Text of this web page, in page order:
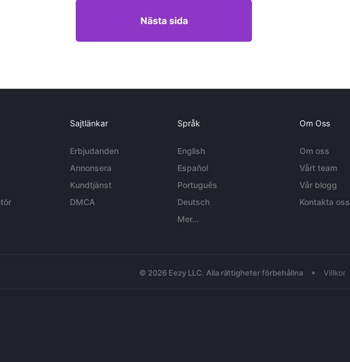
Nästa sida
Sajtlänkar
Erbjudanden
Annonsera
Kundtjänst
DMCA
Språk
English
Español
Português
Deutsch
Mer...
Om Oss
Om oss
Vårt team
Vår blogg
Kontakta oss
© 2026 Eezy LLC. Alla rättigheter förbehållna • Villkor